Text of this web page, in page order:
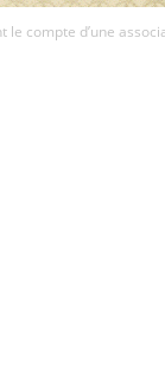
compte d’une